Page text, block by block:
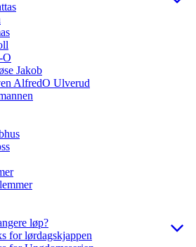
O
Jakob
AlfredO Ulverud
løp?
for lørdagskjappen